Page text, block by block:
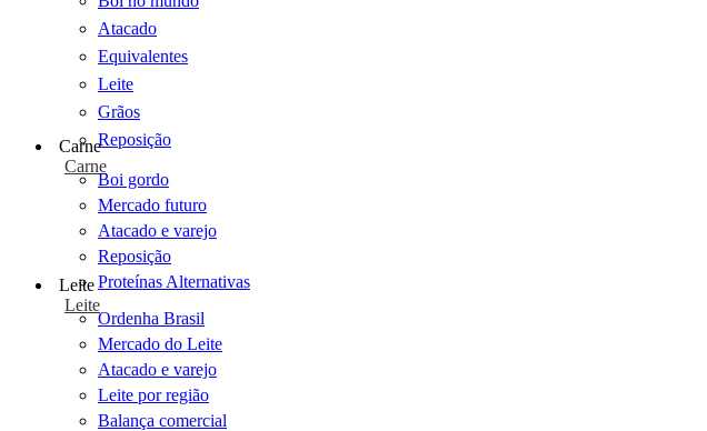
Atacado
Equivalentes
Leite
Grãos
Reposição
Carne
Carne
Boi gordo
Mercado futuro
Atacado e varejo
Reposição
Proteínas Alternativas
Leite
Leite
Ordenha Brasil
Mercado do Leite
Atacado e varejo
Leite por região
Balança comercial